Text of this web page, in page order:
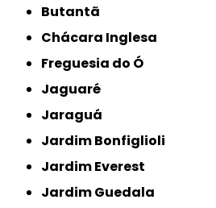
Butantã
Chácara Inglesa
Freguesia do Ó
Jaguaré
Jaraguá
Jardim Bonfiglioli
Jardim Everest
Jardim Guedala